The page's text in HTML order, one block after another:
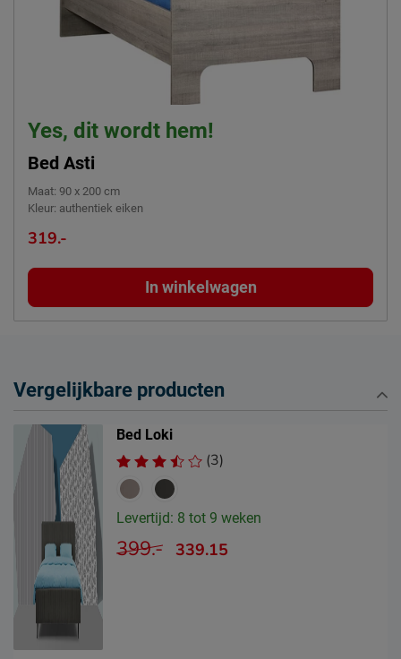
Yes, dit wordt hem!
Bed Asti
Maat: 90 x 200 cm
Kleur: authentiek eiken
319.-
In winkelwagen
Vergelijkbare producten
Bed Loki
(3)
Levertijd: 8 tot 9 weken
399.- 339.15